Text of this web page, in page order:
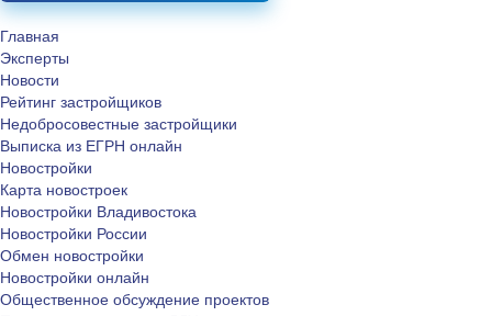
Главная
Эксперты
Новости
Рейтинг застройщиков
Недобросовестные застройщики
Выписка из ЕГРН онлайн
Новостройки
Карта новостроек
Новостройки Владивостока
Новостройки России
Обмен новостройки
Новостройки онлайн
Общественное обсуждение проектов